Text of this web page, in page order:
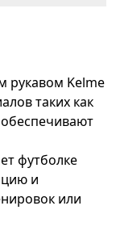
рукавом Kelme
таких как
футболке
и
или